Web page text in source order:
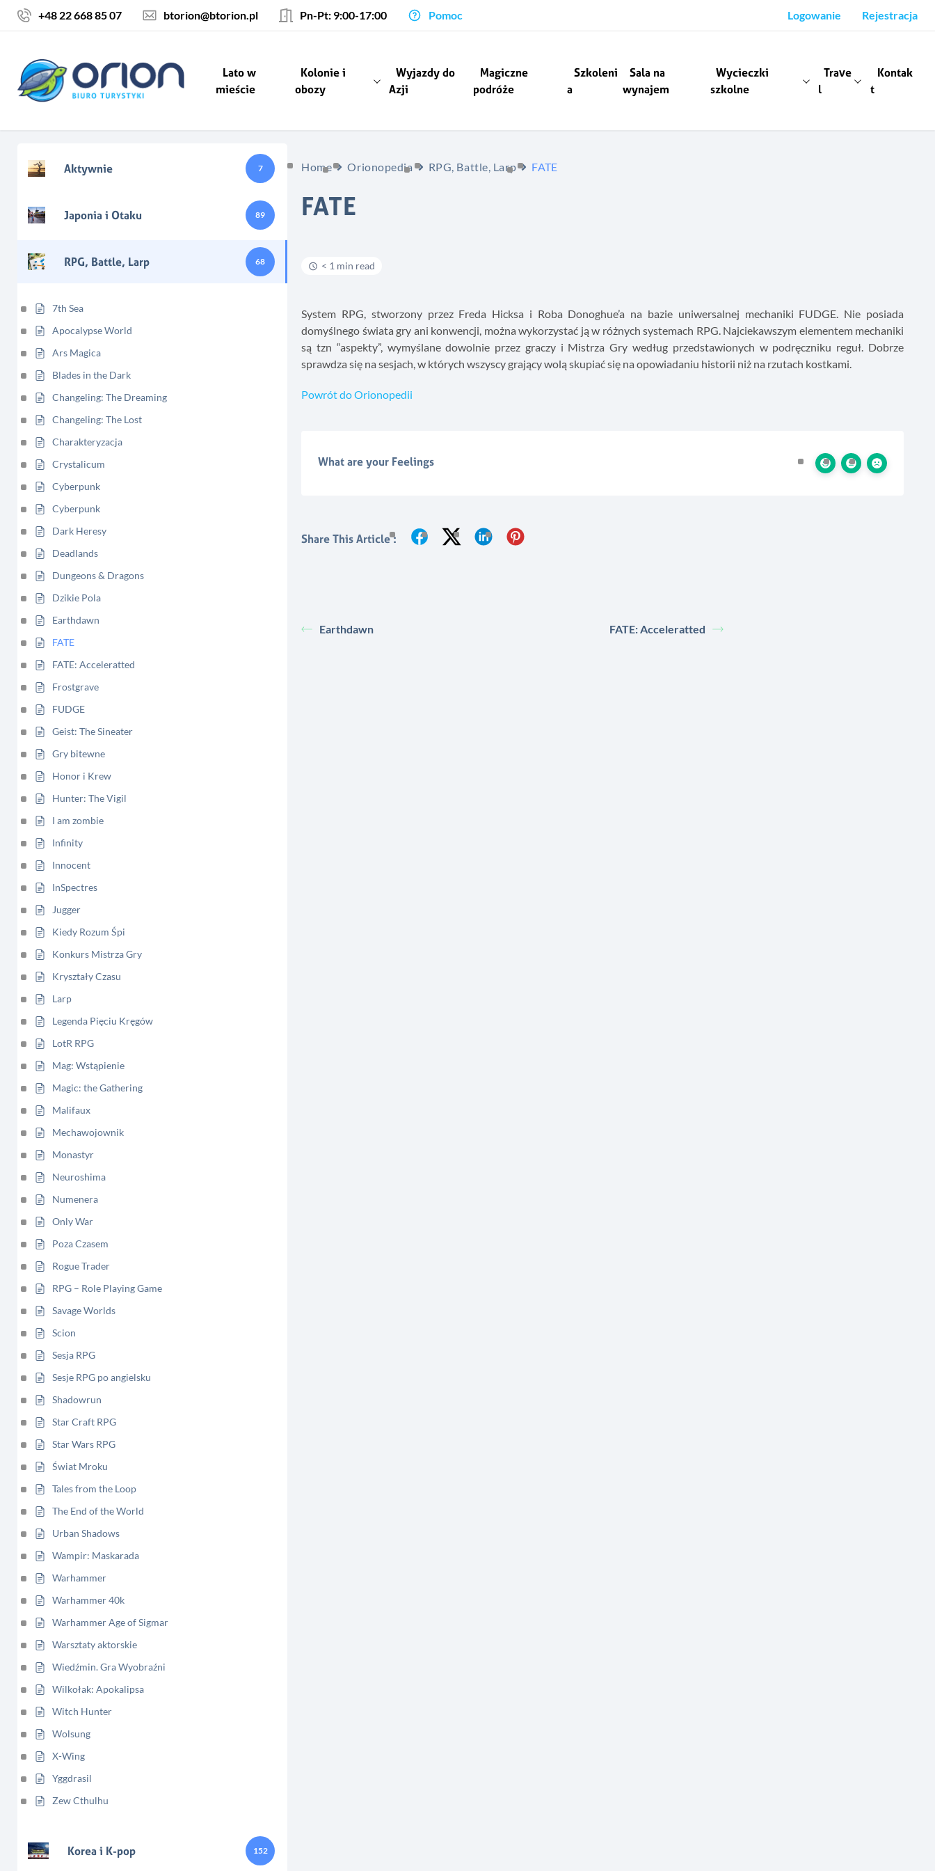
Skocz do treści
+48 22 668 85 07 btorion@btorion.pl Pn-Pt: 9:00-17:00 Pomoc Logowanie Rejestracja
Lato w
mieście
Kolonie i
obozy
Wyjazdy do
Azji
Magiczne
podróże
Szkoleni
a
Sala na
wynajem
Wycieczki
szkolne
Trave
l
Kontak
t
Aktywnie 7
Japonia i Otaku 89
RPG, Battle, Larp 68
7th Sea
Apocalypse World
Ars Magica
Blades in the Dark
Changeling: The Dreaming
Changeling: The Lost
Charakteryzacja
Crystalicum
Cyberpunk
Cyberpunk
Dark Heresy
Deadlands
Dungeons & Dragons
Dzikie Pola
Earthdawn
FATE
FATE: Acceleratted
Frostgrave
FUDGE
Geist: The Sineater
Gry bitewne
Honor i Krew
Hunter: The Vigil
I am zombie
Infinity
Innocent
InSpectres
Jugger
Kiedy Rozum Śpi
Konkurs Mistrza Gry
Kryształy Czasu
Larp
Legenda Pięciu Kręgów
LotR RPG
Mag: Wstąpienie
Magic: the Gathering
Malifaux
Mechawojownik
Monastyr
Neuroshima
Numenera
Only War
Poza Czasem
Rogue Trader
RPG – Role Playing Game
Savage Worlds
Scion
Sesja RPG
Sesje RPG po angielsku
Shadowrun
Star Craft RPG
Star Wars RPG
Świat Mroku
Tales from the Loop
The End of the World
Urban Shadows
Wampir: Maskarada
Warhammer
Warhammer 40k
Warhammer Age of Sigmar
Warsztaty aktorskie
Wiedźmin. Gra Wyobraźni
Wilkołak: Apokalipsa
Witch Hunter
Wolsung
X-Wing
Yggdrasil
Zew Cthulhu
Korea i K-pop 152
Home Orionopedia RPG, Battle, Larp FATE
FATE
< 1 min read
System RPG, stworzony przez Freda Hicksa i Roba Donoghue’a na bazie uniwersalnej mechaniki FUDGE. Nie posiada
domyślnego świata gry ani konwencji, można wykorzystać ją w różnych systemach RPG. Najciekawszym elementem mechaniki
są tzn “aspekty”, wymyślane dowolnie przez graczy i Mistrza Gry według przedstawionych w podręczniku reguł. Dobrze
sprawdza się na sesjach, w których wszyscy grający wolą skupiać się na opowiadaniu historii niż na rzutach kostkami.
Powrót do Orionopedii
What are your Feelings
Share This Article :
Earthdawn FATE: Acceleratted